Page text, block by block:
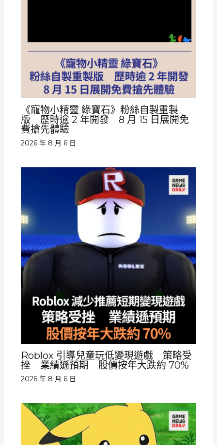
《寵物小精靈 綠寶石》粉絲自製重製
版 歷時逾 2 年開發 8 月 15 日展開免
費搶先體驗
2026 年 8 月 6 日
Roblox 引導兒童玩低變現遊戲 策略受
挫 業績遜預期 股價按年大跌約 70%
2026 年 8 月 6 日